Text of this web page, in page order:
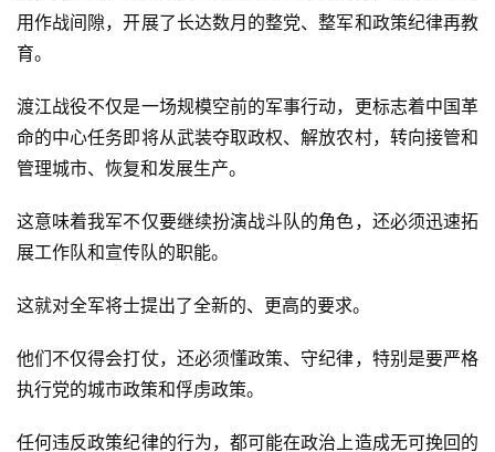
用作战间隙，开展了长达数月的整党、整军和政策纪律再教
育。
渡江战役不仅是一场规模空前的军事行动，更标志着中国革
命的中心任务即将从武装夺取政权、解放农村，转向接管和
管理城市、恢复和发展生产。
这意味着我军不仅要继续扮演战斗队的角色，还必须迅速拓
展工作队和宣传队的职能。
这就对全军将士提出了全新的、更高的要求。
他们不仅得会打仗，还必须懂政策、守纪律，特别是要严格
执行党的城市政策和俘虏政策。
任何违反政策纪律的行为，都可能在政治上造成无可挽回的